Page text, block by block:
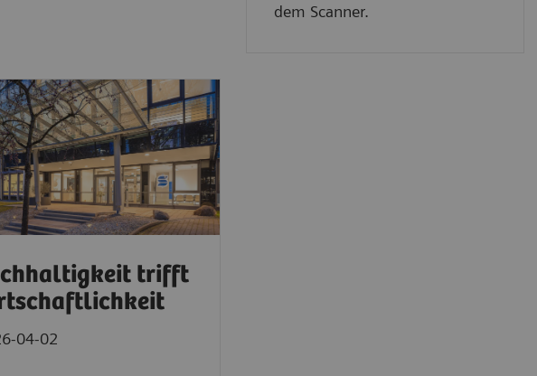
dem Scanner.
trifft
04-02